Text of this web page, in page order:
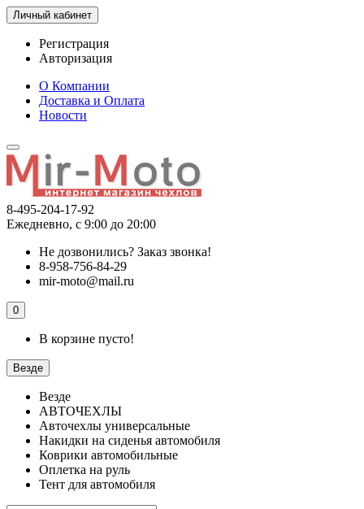
Личный кабинет
Регистрация
Авторизация
О Компании
Доставка и Оплата
Новости
8-495-204-17-92
Ежедневно, с 9:00 до 20:00
Не дозвонились? Заказ звонка!
8-958-756-84-29
mir-moto@mail.ru
0
В корзине пусто!
Везде
Везде
АВТОЧЕХЛЫ
Авточехлы универсальные
Накидки на сиденья автомобиля
Коврики автомобильные
Оплетка на руль
Тент для автомобиля